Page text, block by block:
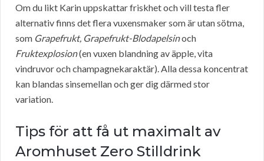
Om du likt Karin uppskattar friskhet och vill testa fler
alternativ finns det flera vuxensmaker som är utan sötma,
som Grapefrukt, Grapefrukt-Blodapelsinoch
Fruktexplosion(en vuxen blandning av äpple, vita
vindruvor och champagnekaraktär). Alla dessa koncentrat
kan blandas sinsemellan och ger dig därmed stor
variation.
Tips för att få ut maximalt av
Aromhuset Zero Stilldrink